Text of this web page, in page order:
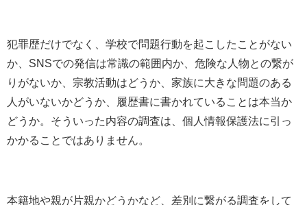
犯罪歴だけでなく、学校で問題行動を起こしたことがない
か、SNSでの発信は常識の範囲内か、危険な人物との繋が
りがないか、宗教活動はどうか、家族に大きな問題のある
人がいないかどうか、履歴書に書かれていることは本当か
どうか。そういった内容の調査は、個人情報保護法に引っ
かかることではありません。
本籍地や親が片親かどうかなど、差別に繋がる調査をして